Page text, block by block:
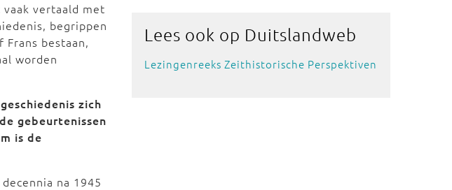
vertaald met
begrippen
bestaan,
worden
zich
gebeurtenissen
is de
na 1945
Lees ook op Duitslandweb
Lezingenreeks Zeithistorische Perspektiven